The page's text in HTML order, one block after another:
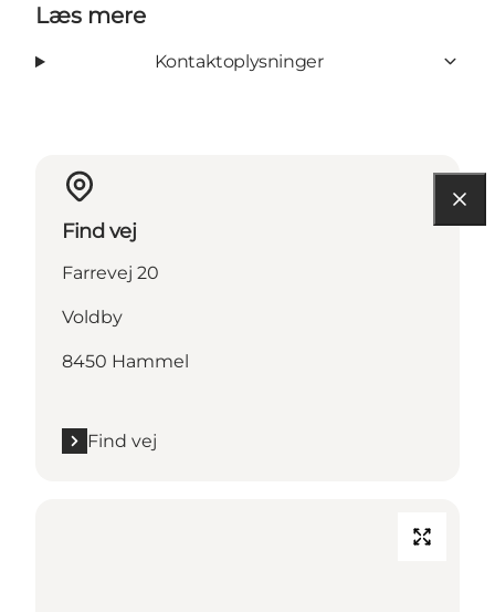
Læs mere
Kontaktoplysninger
Find vej
Farrevej 20
Voldby
8450 Hammel
Find vej